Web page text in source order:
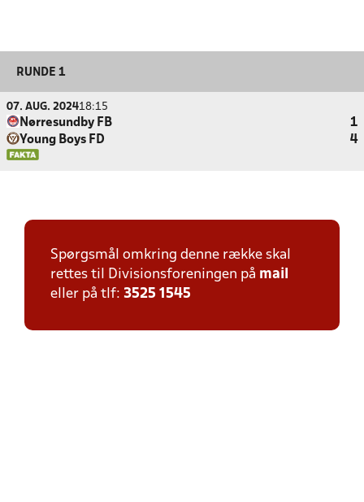
RUNDE 1
07. AUG. 202418:15
Nørresundby FB
1
Young Boys FD
4
Spørgsmål omkring denne række skal
rettes til Divisionsforeningen på mail
eller på tlf: 3525 1545